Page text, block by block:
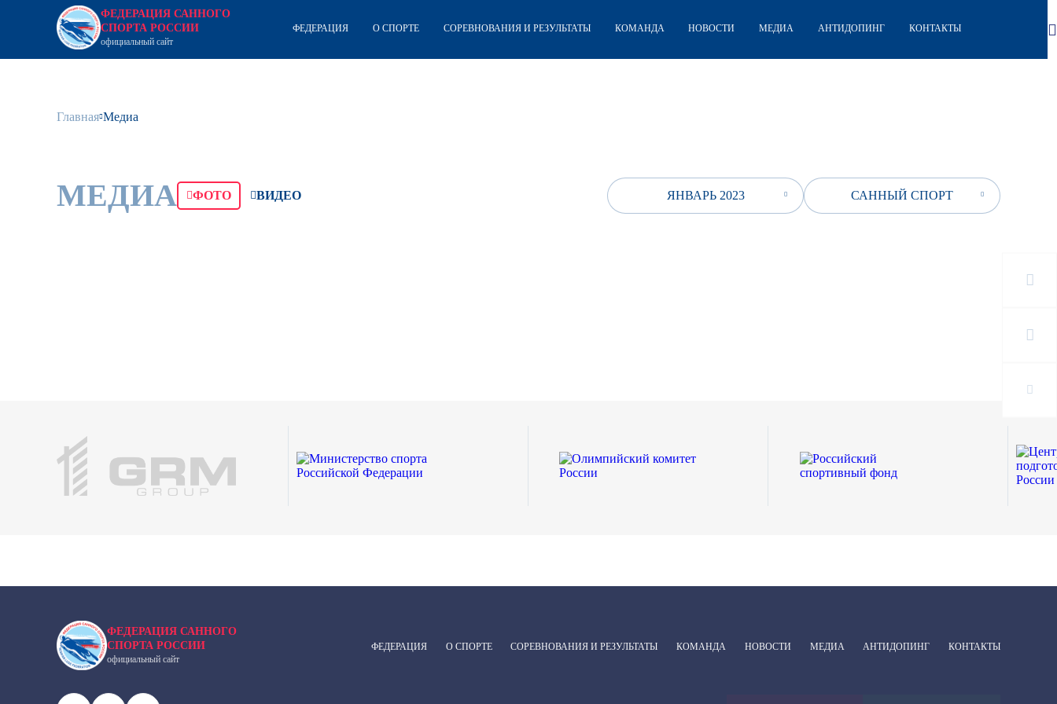
ФЕДЕРАЦИЯ САННОГО
СПОРТА РОССИИ
официальный сайт
ФЕДЕРАЦИЯ О СПОРТЕ СОРЕВНОВАНИЯ И РЕЗУЛЬТАТЫ КОМАНДА НОВОСТИ МЕДИА АНТИДОПИНГ КОНТАКТЫ
Главная Медиа
МЕДИА ФОТО ВИДЕО ЯНВАРЬ 2023 САННЫЙ СПОРТ
ФЕДЕРАЦИЯ САННОГО
СПОРТА РОССИИ
официальный сайт
ФЕДЕРАЦИЯ О СПОРТЕ СОРЕВНОВАНИЯ И РЕЗУЛЬТАТЫ КОМАНДА НОВОСТИ МЕДИА АНТИДОПИНГ КОНТАКТЫ